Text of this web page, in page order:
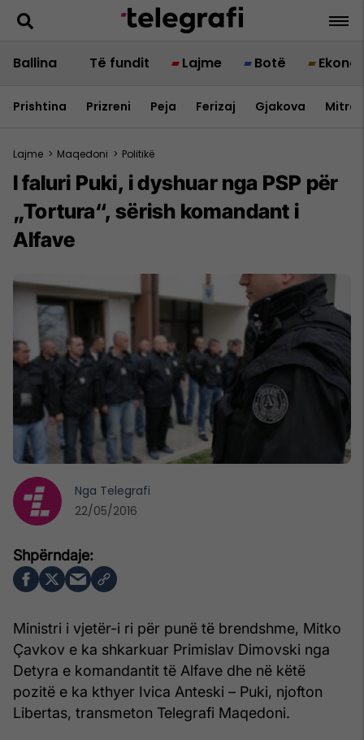
Ballina Të fundit Lajme Botë
Prishtina Prizreni Peja Ferizaj Gjakova
Lajme > Maqedoni > Politikë
I faluri Puki, i dyshuar nga PSP për
„Tortura“, sërish komandant i
Alfave
Ministri i vjetër-i ri për punë të brendshme, Mitko
Çavkov e ka shkarkuar Primislav Dimovski nga
Detyra e komandantit të Alfave dhe në këtë
pozitë e ka kthyer Ivica Anteski – Puki, njofton
Libertas, transmeton Telegrafi Maqedoni.
Nga Telegrafi
22/05/2016